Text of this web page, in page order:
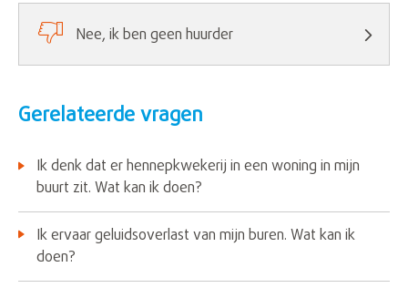
 Nee, ik ben geen huurder
Gerelateerde vragen
Ik denk dat er hennepkwekerij in een woning in mijn
buurt zit. Wat kan ik doen?
Ik ervaar geluidsoverlast van mijn buren. Wat kan ik
doen?